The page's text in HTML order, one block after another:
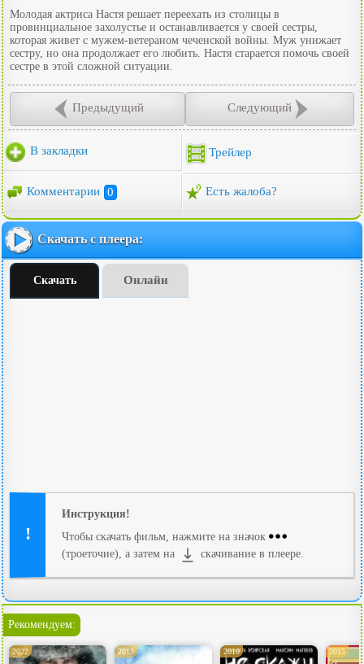
Молодая актриса Настя решает переехать из столицы в
провинциальное захолустье и останавливается у своей сестры,
которая живет с мужем-ветераном чеченской войны. Муж унижает
сестру, но она продолжает его любить. Настя старается помочь своей
сестре в этой сложной ситуации.
Предыдущий Следующий
В закладки Трейлер
Комментарии 0 Есть жалоба?
Скачать с плеера:
Скачать Онлайн
Инструкция!
Чтобы скачать фильм, нажмите на значок
(троеточие), а затем на
скачивание в плеере.
Рекомендуем:
2022 2013 2010 2015